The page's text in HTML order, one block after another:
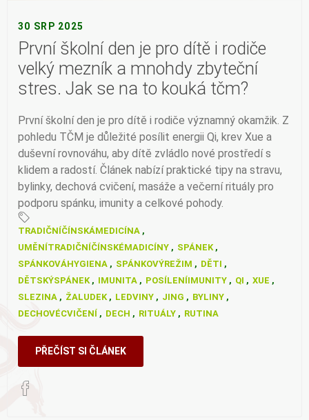
30 SRP 2025
První školní den je pro dítě i rodiče
velký mezník a mnohdy zbyteční
stres. Jak se na to kouká tčm?
První školní den je pro dítě i rodiče významný okamžik. Z
pohledu TČM je důležité posílit energii Qi, krev Xue a
duševní rovnováhu, aby dítě zvládlo nové prostředí s
klidem a radostí. Článek nabízí praktické tipy na stravu,
bylinky, dechová cvičení, masáže a večerní rituály pro
podporu spánku, imunity a celkové pohody.
TRADIČNÍČÍNSKÁMEDICÍNA ,
UMĚNÍTRADIČNÍČÍNSKÉMADICÍNY , SPÁNEK ,
SPÁNKOVÁHYGIENA , SPÁNKOVÝREŽIM , DĚTI ,
DĚTSKÝSPÁNEK , IMUNITA , POSÍLENÍIMUNITY , QI , XUE ,
SLEZINA , ŽALUDEK , LEDVINY , JING , BYLINY ,
DECHOVÉCVIČENÍ , DECH , RITUÁLY , RUTINA
PŘEČÍST SI ČLÁNEK